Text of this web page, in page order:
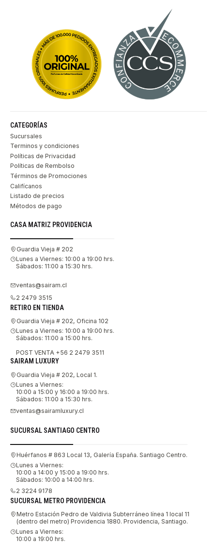
CATEGORÍAS
Sucursales
Terminos y condiciones
Políticas de Privacidad
Políticas de Rembolso
Términos de Promociones
Califícanos
Listado de precios
Métodos de pago
CASA MATRIZ PROVIDENCIA
Guardia Vieja # 202
Lunes a Viernes: 10:00 a 19:00 hrs.
Sábados: 11:00 a 15:30 hrs.
ventas@sairam.cl
2 2479 3515
RETIRO EN TIENDA
Guardia Vieja # 202, Oficina 102
Lunes a Viernes: 10:00 a 19:00 hrs.
Sábados: 11:00 a 15:00 hrs.
POST VENTA +56 2 2479 3511
SAIRAM LUXURY
Guardia Vieja # 202, Local 1.
Lunes a Viernes:
10:00 a 15:00 y 16:00 a 19:00 hrs.
Sábados: 11:00 a 15:30 hrs.
ventas@sairamluxury.cl
SUCURSAL SANTIAGO CENTRO
Huérfanos # 863 Local 13, Galería España. Santiago Centro.
Lunes a Viernes:
10:00 a 14:00 y 15:00 a 19:00 hrs.
Sábados: 10:00 a 14:00 hrs.
2 3224 9178
SUCURSAL METRO PROVIDENCIA
Metro Estación Pedro de Valdivia Subterráneo línea 1 local 11
(dentro del metro) Providencia 1880. Providencia, Santiago.
Lunes a Viernes:
10:00 a 19:00 hrs.